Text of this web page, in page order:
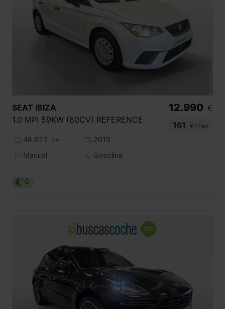
SEAT IBIZA
1.0 MPI 59KW (80CV) REFERENCE
48.823 km
2019
Manual
Gasolina
12.990 €
161
€/mes
C